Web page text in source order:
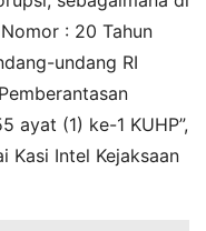
: 20 Tahun
undang RI
ayat (1) ke-1 KUHP”,
Kasi Intel Kejaksaan